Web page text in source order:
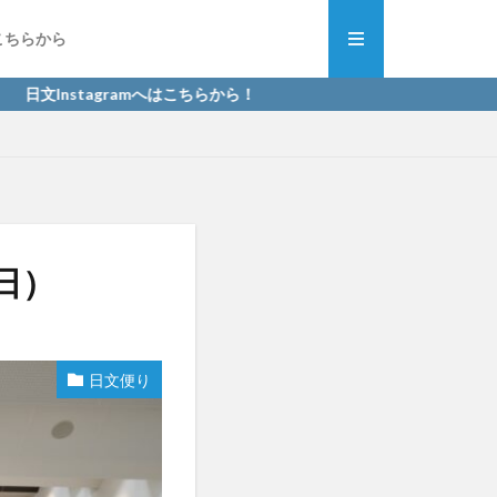
らから
へはこちらから！
日文便り